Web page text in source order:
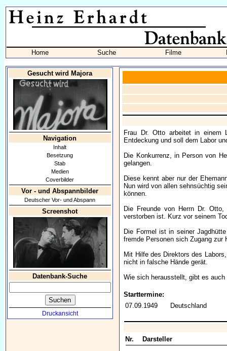
Home Suche Filme
Gesucht wird Majora
Navigation
Inhalt
Besetzung
Stab
Medien
Coverbilder
Vor - und Abspannbilder
Deutscher Vor- und Abspann
Screenshot
Datenbank-Suche
Druckansicht
Frau Dr. Otto arbeitet in einem
Entdeckung und soll dem Labor
Die Konkurrenz, in Person von
gelangen.
Diese kennt aber nur der
Nun wird von allen sehnsüchtig
können.
Die Freunde von Herrn Dr.
verstorben ist. Kurz vor seinem
Die Formel ist in seiner
fremde Personen sich Zugang zur
Mit Hilfe des Direktors des
nicht in falsche Hände gerät.
Wie sich herausstellt, gibt es
Starttermine:
07.09.1949
Deutschland
Nr. Darsteller